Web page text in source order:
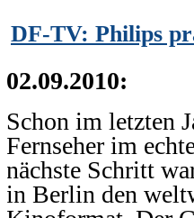
DF-TV: Philips
02.09.2010:
Schon im letzten
Fernseher im
nächste Schritt
in Berlin den